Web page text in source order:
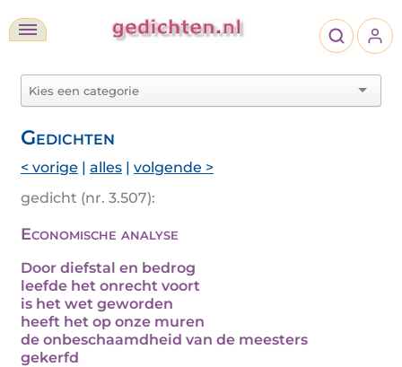
Gedichten
< vorige | alles | volgende >
gedicht (nr. 3.507):
Economische analyse
Door diefstal en bedrog
leefde het onrecht voort
is het wet geworden
heeft het op onze muren
de onbeschaamdheid van de meesters
gekerfd